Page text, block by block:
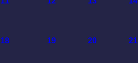
18 19 20 21